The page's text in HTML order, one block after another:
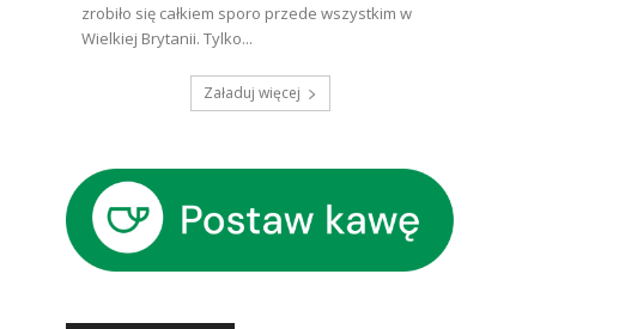
zrobiło się całkiem sporo przede wszystkim w
Wielkiej Brytanii. Tylko...
Załaduj więcej